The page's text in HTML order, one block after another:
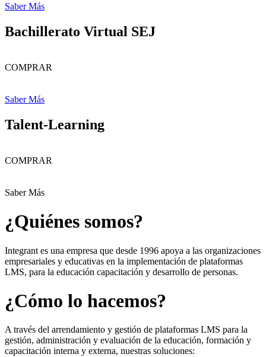
Saber Más
Bachillerato Virtual SEJ
COMPRAR
Saber Más
Talent-Learning
COMPRAR
Saber Más
¿Quiénes somos?
Integrant es una empresa que desde 1996 apoya a las organizaciones
empresariales y educativas en la implementación de plataformas
LMS, para la educación capacitación y desarrollo de personas.
¿Cómo lo hacemos?
A través del arrendamiento y gestión de plataformas LMS para la
gestión, administración y evaluación de la educación, formación y
capacitación interna y externa, nuestras soluciones: